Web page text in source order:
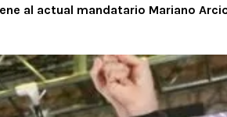
al actual mandatario Mariano